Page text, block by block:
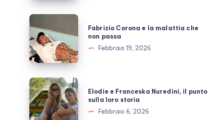
costruita
con
Stefano
De
Martino
Fabrizio
Corona
e
la
malattia
che
non
passa
Fabrizio Corona e la malattia che
non passa
Febbraio 19, 2026
Elodie
e
Franceska
Elodie e Franceska Nuredini, il punto
sulla loro storia
Febbraio 6, 2026